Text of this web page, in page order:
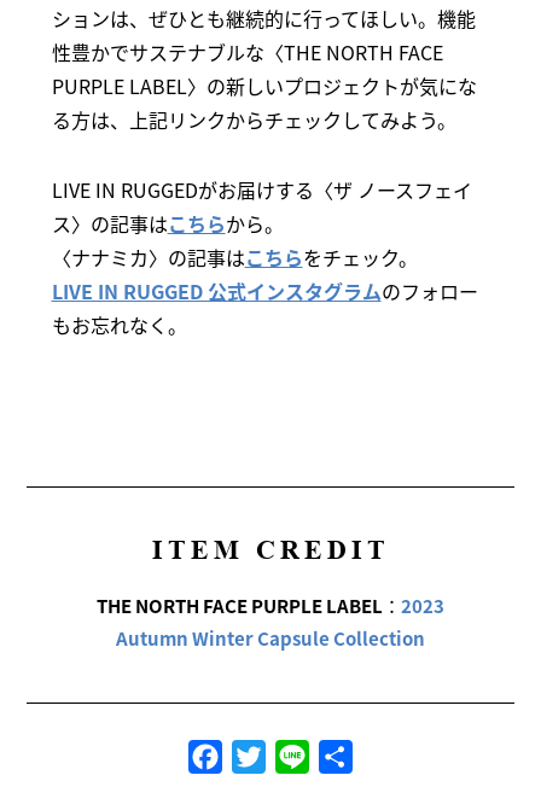
ションは、ぜひとも継続的に行ってほしい。機能
性豊かでサステナブルな〈THE NORTH FACE
PURPLE LABEL〉の新しいプロジェクトが気にな
る方は、上記リンクからチェックしてみよう。
LIVE IN RUGGEDがお届けする〈ザ ノースフェイ
ス〉の記事はこちらから。
〈ナナミカ〉の記事はこちらをチェック。
LIVE IN RUGGED 公式インスタグラムのフォロー
もお忘れなく。
ITEM CREDIT
THE NORTH FACE PURPLE LABEL ： 2023
Autumn Winter Capsule Collection
FacebookTwitterLine